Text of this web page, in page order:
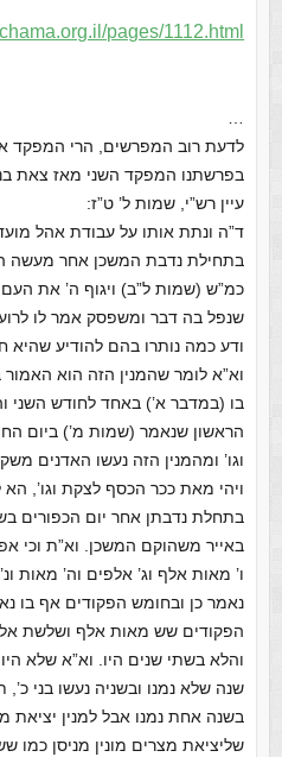
pages/1112.html
לדעת רוב המפרשים, הרי המפקד
בפרשתנו המפקד השני מאז צאת
עיין רש”י, שמות ל’ ט”ז:
ד”ה ונתת אותו על עבודת אהל
בתחילת נדבת המשכן אחר מעשה
כמ”ש (שמות ל”ב) ויגוף ה’ את
שנפל בה דבר ומשפסק אמר לו
ודע כמה נותרו בהם להודיע שהיא
וא”א לומר שהמנין הזה הוא
בו (במדבר א’) באחד לחודש השני
הראשון שנאמר (שמות מ’) ביום
וגו’ ומהמנין הזה נעשו האדנים
ויהי מאת ככר הכסף לצקת וגו’,
בתחלת נדבתן אחר יום הכפורים
באייר משהוקם המשכן. וא”ת וכי
ו’ מאות אלף וג’ אלפים וה’ מאות
נאמר כן ובחומש הפקודים אף בו
הפקודים שש מאות אלף ושלשת
והלא בשתי שנים היו. וא”א שלא
שנה שלא נמנו ובשניה נעשו בני
בשנה אחת נמנו אבל למנין יציאת
שליציאת מצרים מונין מניסן כמו